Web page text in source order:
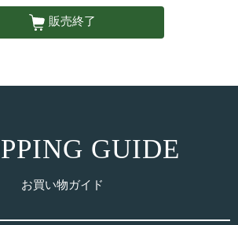
販売終了
GUIDE
お買い物ガイド